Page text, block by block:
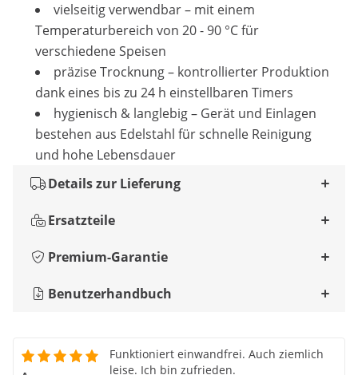
vielseitig verwendbar – mit einem
Temperaturbereich von 20 - 90 °C für
verschiedene Speisen
präzise Trocknung – kontrollierter Produktion
dank eines bis zu 24 h einstellbaren Timers
hygienisch & langlebig – Gerät und Einlagen
bestehen aus Edelstahl für schnelle Reinigung
und hohe Lebensdauer
Details zur Lieferung
Ersatzteile
Premium-Garantie
Benutzerhandbuch
Funktioniert einwandfrei. Auch ziemlich
leise. Ich bin zufrieden.